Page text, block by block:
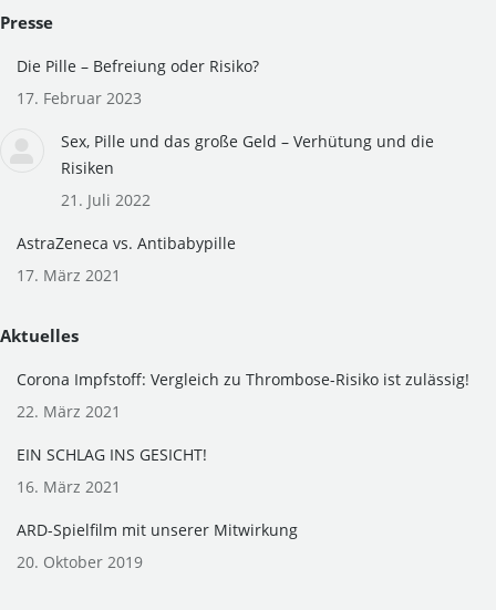
opens
in
opens
in
Presse
Die Pille – Befreiung oder Risiko?
17. Februar 2023
Sex, Pille und das große Geld – Verhütung und die
Risiken
21. Juli 2022
AstraZeneca vs. Antibabypille
17. März 2021
Aktuelles
Corona Impfstoff: Vergleich zu Thrombose-Risiko ist zulässig!
22. März 2021
EIN SCHLAG INS GESICHT!
16. März 2021
ARD-Spielfilm mit unserer Mitwirkung
20. Oktober 2019